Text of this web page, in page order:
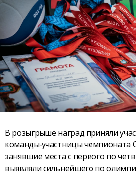
В розыгрыше наград приняли
команды‑участницы чемпионата
занявшие места с первого по
выявляли сильнейшего по